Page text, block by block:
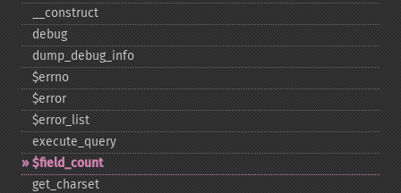
_​_​construct
debug
dump_​debug_​info
$errno
$error
$error_​list
execute_​query
$field_​count
get_​charset